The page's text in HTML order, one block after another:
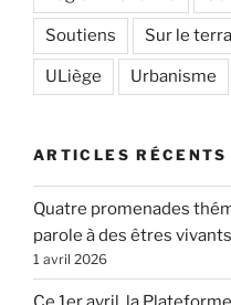
Soutiens Sur le
ULiège Urbanisme
ARTICLES RÉCENTS
Quatre promenades
parole à des êtres vivants
1 avril 2026